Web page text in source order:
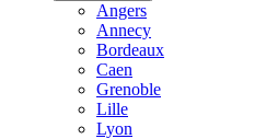
Angers
Annecy
Bordeaux
Caen
Grenoble
Lille
Lyon